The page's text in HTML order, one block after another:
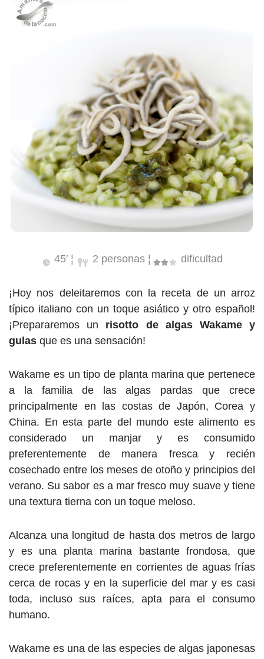
45′ ¦ 2 personas ¦ dificultad
¡Hoy nos deleitaremos con la receta de un arroz
típico italiano con un toque asiático y otro español!
¡Prepararemos un risotto de algas Wakame y
gulas que es una sensación!
Wakame es un tipo de planta marina que pertenece
a la familia de las algas pardas que crece
principalmente en las costas de Japón, Corea y
China. En esta parte del mundo este alimento es
considerado un manjar y es consumido
preferentemente de manera fresca y recién
cosechado entre los meses de otoño y principios del
verano. Su sabor es a mar fresco muy suave y tiene
una textura tierna con un toque meloso.
Alcanza una longitud de hasta dos metros de largo
y es una planta marina bastante frondosa, que
crece preferentemente en corrientes de aguas frías
cerca de rocas y en la superficie del mar y es casi
toda, incluso sus raíces, apta para el consumo
humano.
Wakame es una de las especies de algas japonesas